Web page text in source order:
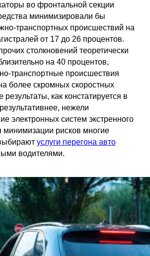
во фронтальной секции
минимизировали бы
транспортных происшествий на
от 17 до 26 процентов.
столкновений теоретически
на 40 процентов,
транспортные происшествия
более скромных скоростных
как констатируется в
нежели
электронных систем экстренного
рисков многие
услуги перегона авто
водителями.